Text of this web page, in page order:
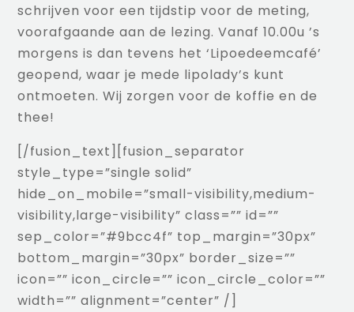
schrijven voor een tijdstip voor de meting,
voorafgaande aan de lezing. Vanaf 10.00u ’s
morgens is dan tevens het ‘Lipoedeemcafé’
geopend, waar je mede lipolady’s kunt
ontmoeten. Wij zorgen voor de koffie en de
thee!
[/fusion_text][fusion_separator
style_type=”single solid”
hide_on_mobile=”small-visibility,medium-
visibility,large-visibility” class=”” id=””
sep_color=”#9bcc4f” top_margin=”30px”
bottom_margin=”30px” border_size=””
icon=”” icon_circle=”” icon_circle_color=””
width=”” alignment=”center” /]